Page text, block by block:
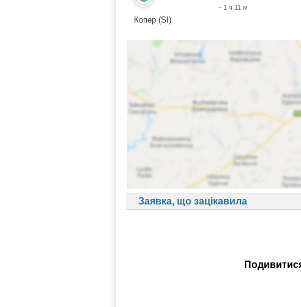
Копер (SI)
~ 1 ч 11 м
Заявка, що зацікавила